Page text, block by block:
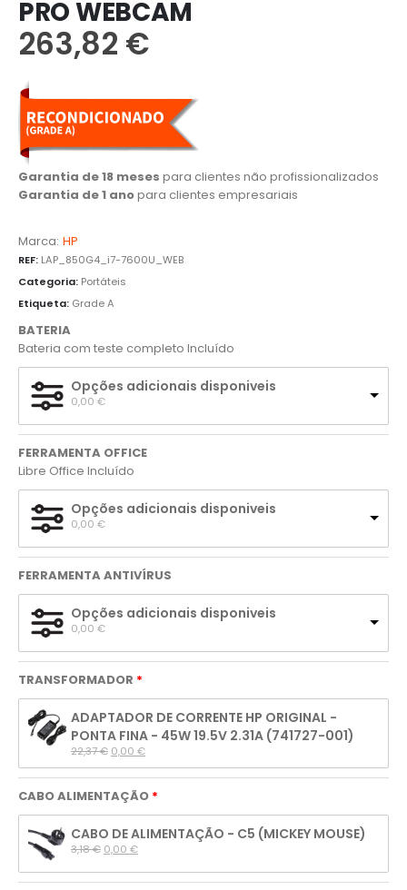
PRO WEBCAM
263,82 €
Garantia de 18 meses para clientes não profissionalizados
Garantia de 1 anopara clientes empresariais
Marca: HP
REF: LAP_850G4_i7-7600U_WEB
Categoria: Portáteis
Etiqueta: Grade A
BATERIA
Bateria com teste completo Incluído
Opções adicionais disponiveis
0,00 €
FERRAMENTA OFFICE
Libre Office Incluído
Opções adicionais disponiveis
0,00 €
FERRAMENTA ANTIVÍRUS
Opções adicionais disponiveis
0,00 €
TRANSFORMADOR
ADAPTADOR DE CORRENTE HP ORIGINAL -
PONTA FINA - 45W 19.5V 2.31A (741727-001)
22,37 € 0,00 €
CABO ALIMENTAÇÃO
CABO DE ALIMENTAÇÃO - C5 (MICKEY MOUSE)
3,18 € 0,00 €